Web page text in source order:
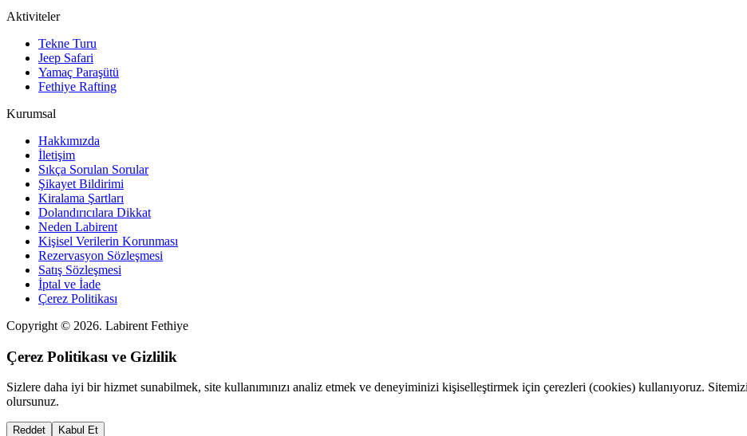
Aktiviteler
Tekne Turu
Jeep Safari
Yamaç Paraşütü
Fethiye Rafting
Kurumsal
Hakkımızda
İletişim
Sıkça Sorulan Sorular
Şikayet Bildirimi
Kiralama Şartları
Dolandırıcılara Dikkat
Neden Labirent
Kişisel Verilerin Korunması
Rezervasyon Sözleşmesi
Satış Sözleşmesi
İptal ve İade
Çerez Politikası
Copyright © 2026. Labirent Fethiye
Çerez Politikası ve Gizlilik
Sizlere daha iyi bir hizmet sunabilmek, site kullanımınızı analiz etmek ve deneyiminizi kişiselleştirmek için çerezleri (cookies) kullanıyoruz.
olursunuz.
Reddet Kabul Et